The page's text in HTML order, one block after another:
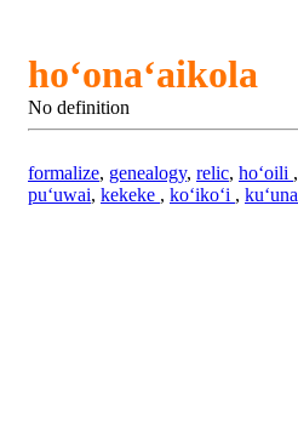
hoʻonaʻaikola
No definition
formalize, genealogy, relic, hoʻoili ,
puʻuwai, kekeke , koʻikoʻi , kuʻuna